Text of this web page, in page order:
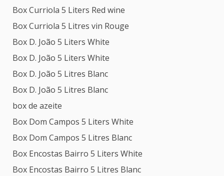
Box Curriola 5 Liters Red wine
Box Curriola 5 Litres vin Rouge
Box D. João 5 Liters White
Box D. João 5 Liters White
Box D. João 5 Litres Blanc
Box D. João 5 Litres Blanc
box de azeite
Box Dom Campos 5 Liters White
Box Dom Campos 5 Litres Blanc
Box Encostas Bairro 5 Liters White
Box Encostas Bairro 5 Litres Blanc